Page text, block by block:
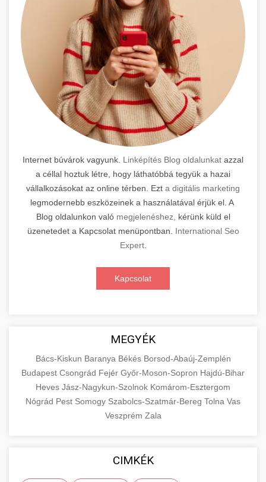
Internet búvárok vagyunk. Linképítés Blog oldalunkat azzal
a céllal hoztuk létre, hogy láthatóbbá tegyük a hazai
vállalkozásokat az online térben. Ezt a digitális marketing
legmodernebb eszközeinek a használatával érjük el. A
Blog oldalunkon való megjelenéshez,
kérünk küld el
üzenetedet a Kapcsolat menüpontban. International Seo
Expert.
Kapcsolat
MEGYÉK
Bács-Kiskun Baranya Békés Borsod-Abaúj-Zemplén
Budapest Csongrád Fejér Győr-Moson-Sopron Hajdú-Bihar
Heves Jász-Nagykun-Szolnok Komárom-Esztergom
Nógrád Pest Somogy Szabolcs-Szatmár-Bereg Tolna Vas
Veszprém Zala
CIMKÉK